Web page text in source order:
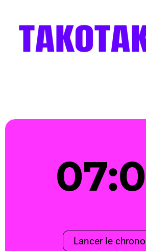
07:
Lancer le chrono